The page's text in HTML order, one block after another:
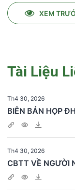
XEM
Tài Liệu
Th4 30, 2026
BIÊN BẢN HỌP
Th4 30, 2026
CBTT VỀ NGƯỜI